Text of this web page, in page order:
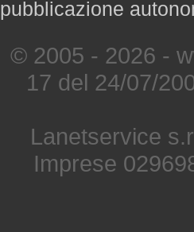
pubblicazione
© 2005 - 2026 -
17 del 24/07/
Lanetservice
Imprese